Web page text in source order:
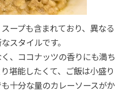
ープも含まれており、異なる
スタイルです。
、ココナッツの香りにも満ち
堪能したくて、ご飯は小盛り
十分な量のカレーソースがか